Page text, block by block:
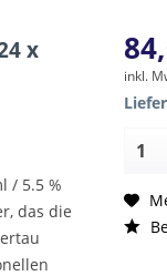
x
/ 5.5 %
das die
inkl.